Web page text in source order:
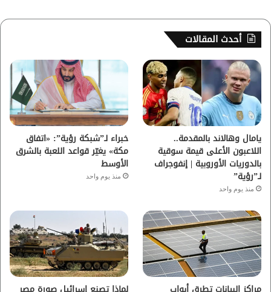
س
ب
و
ك
ي
ب
ت
ق
ر
ا
م
أحدث المقالات
يامال وهالاند بالمقدمة..
اللاعبون الأعلى قيمة سوقية
بالدوريات الأوروبية | إنفوجراف
لـ”رؤية”
منذ يوم واحد
خبراء لـ”شبكة رؤية”: «اتفاق
مكة» يغيّر قواعد اللعبة بالشرق
الأوسط
منذ يوم واحد